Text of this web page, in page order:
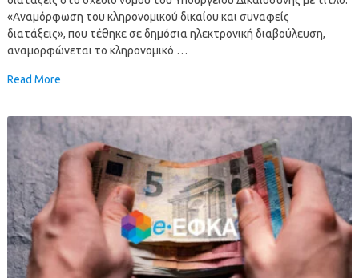
«Αναμόρφωση του κληρονομικού δικαίου και συναφείς
διατάξεις», που τέθηκε σε δημόσια ηλεκτρονική διαβούλευση,
αναμορφώνεται το κληρονομικό …
Read More